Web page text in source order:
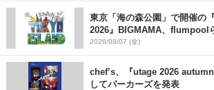
東京「海の森公園」で開催の
2026』BIGMAMA、flumpool
発表 ワークショップ・アー
2026/08/07 (金)
chef’s、『utage 2026
してパーカーズを発表